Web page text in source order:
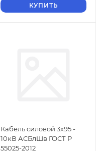
КУПИТЬ
Кабель силовой 3х95 -
10кВ АСБлШв ГОСТ Р
55025-2012